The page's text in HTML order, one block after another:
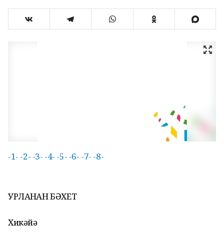
-1- -2- -3- -4- -5- -6- -7- -8-
УРЛАНҒАН БӘХЕТ
Хикәйә